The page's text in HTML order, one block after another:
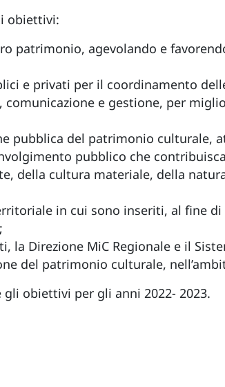
obiettivi:
patrimonio, agevolando e
e privati per il coordinamento
e gestione, per
pubblica del patrimonio culturale,
pubblico che
della cultura materiale, della
in cui sono inseriti, al fine
Direzione MiC Regionale e il
del patrimonio culturale,
obiettivi per gli anni 2022- 2023.